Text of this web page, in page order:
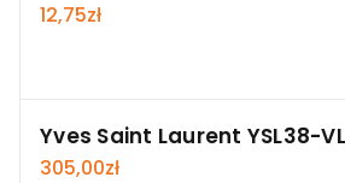
12,75zł
Yves Saint Laurent YSL38-
305,00zł